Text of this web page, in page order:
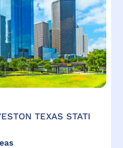
TEXAS STATI